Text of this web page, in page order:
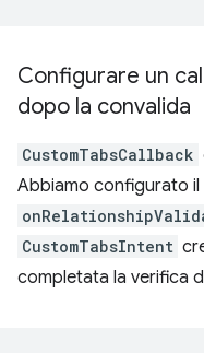
Configurare un
dopo la convalida
CustomTabsCallback
Abbiamo configurato il
CustomTabsIntent
completata la verifica